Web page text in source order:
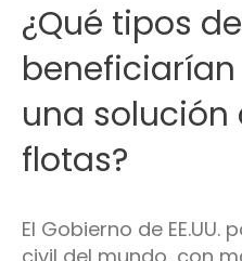
¿Qué tipos
una solución
flotas?
El Gobierno de